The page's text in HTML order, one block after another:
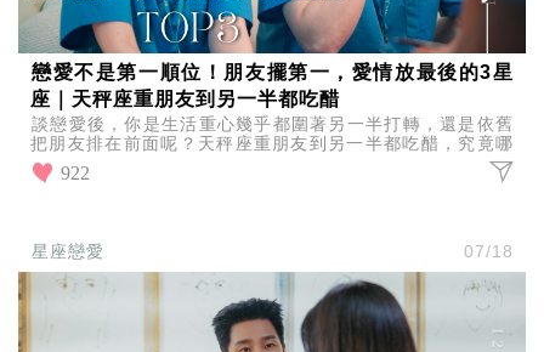
戀愛不是第一順位！朋友擺第一，愛情放最後的3星
座｜天秤座重朋友到另一半都吃醋
談戀愛後，你是生活重心幾乎都圍著另一半打轉，還是依舊
把朋友排在前面呢？天秤座重朋友到另一半都吃醋，究竟哪
些星座最容易把朋友擺第一、愛情放最後？一起來看看吧！
922
星座戀愛 07/18